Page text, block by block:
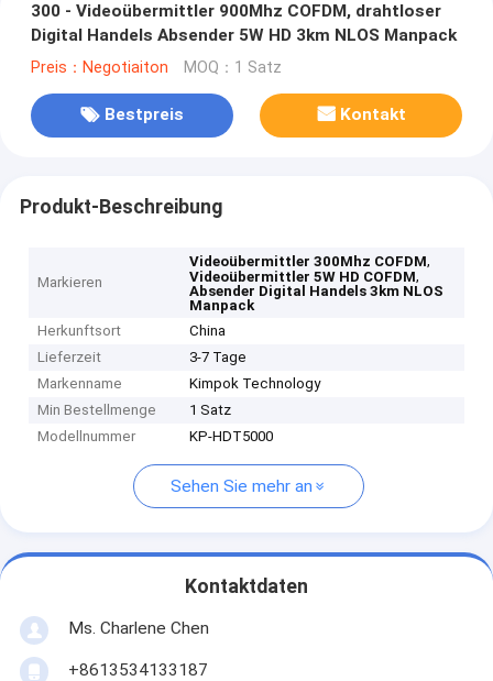
300 - Videoübermittler 900Mhz COFDM, drahtloser
Digital Handels Absender 5W HD 3km NLOS Manpack
Preis：Negotiaiton MOQ：1 Satz
Bestpreis Kontakt
Produkt-Beschreibung
Markieren
Videoübermittler 300Mhz COFDM,
Videoübermittler 5W HD COFDM,
Absender Digital Handels 3km NLOS
Manpack
Herkunftsort
China
Lieferzeit
3-7 Tage
Markenname
Kimpok Technology
Min Bestellmenge
1 Satz
Modellnummer
KP-HDT5000
Sehen Sie mehr an
Kontaktdaten
Ms. Charlene Chen
+8613534133187